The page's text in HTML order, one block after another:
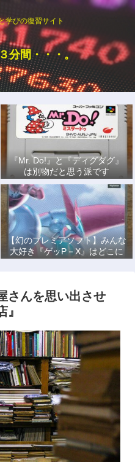
学びの復習サイト
分間・・・。
『Mr. Do!』と『ディグダグ』
は別物だと思う派です
【幻のプレミアソフト】みんな
大好き『ゲッP－X』はどこに
もない！
さんを思い出させ